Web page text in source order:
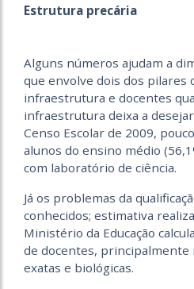
Estrutura precária
Alguns números ajudam a
que envolve dois dos pilares
infraestrutura e docentes
infraestrutura deixa a
Censo Escolar de 2009,
alunos do ensino médio
com laboratório de ciência.
Já os problemas da
conhecidos; estimativa
Ministério da Educação
de docentes, principalmente
exatas e biológicas.